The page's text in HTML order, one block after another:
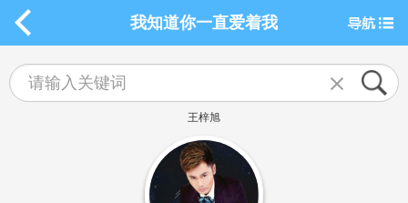
我知道你一直爱着我
王梓旭